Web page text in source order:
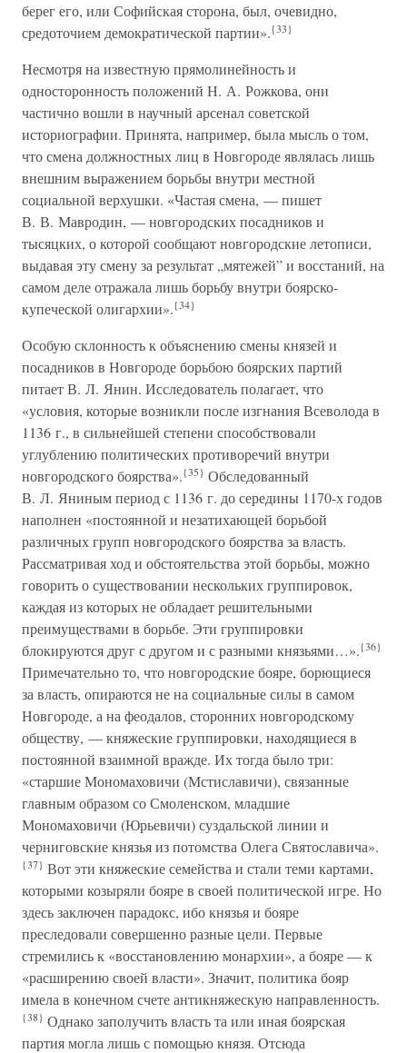
берег его, или Софийская сторона, был, очевидно,
средоточием демократической партии».{33}
Несмотря на известную прямолинейность и
односторонность положений Н. А. Рожкова, они
частично вошли в научный арсенал советской
историографии. Принята, например, была мысль о том,
что смена должностных лиц в Новгороде являлась лишь
внешним выражением борьбы внутри местной
социальной верхушки. «Частая смена, — пишет
В. В. Мавродин, — новгородских посадников и
тысяцких, о которой сообщают новгородские летописи,
выдавая эту смену за результат „мятежей” и восстаний, на
самом деле отражала лишь борьбу внутри боярско-
купеческой олигархии».{34}
Особую склонность к объяснению смены князей и
посадников в Новгороде борьбою боярских партий
питает В. Л. Янин. Исследователь полагает, что
«условия, которые возникли после изгнания Всеволода в
1136 г., в сильнейшей степени способствовали
углублению политических противоречий внутри
новгородского боярства».{35} Обследованный
В. Л. Яниным период с 1136 г. до середины 1170-х годов
наполнен «постоянной и незатихающей борьбой
различных групп новгородского боярства за власть.
Рассматривая ход и обстоятельства этой борьбы, можно
говорить о существовании нескольких группировок,
каждая из которых не обладает решительными
преимуществами в борьбе. Эти группировки
блокируются друг с другом и с разными князьями…».{36}
Примечательно то, что новгородские бояре, борющиеся
за власть, опираются не на социальные силы в самом
Новгороде, а на феодалов, сторонних новгородскому
обществу, — княжеские группировки, находящиеся в
постоянной взаимной вражде. Их тогда было три:
«старшие Мономаховичи (Мстиславичи), связанные
главным образом со Смоленском, младшие
Мономаховичи (Юрьевичи) суздальской линии и
черниговские князья из потомства Олега Святославича».
{37} Вот эти княжеские семейства и стали теми картами,
которыми козыряли бояре в своей политической игре. Но
здесь заключен парадокс, ибо князья и бояре
преследовали совершенно разные цели. Первые
стремились к «восстановлению монархии», а бояре — к
«расширению своей власти». Значит, политика бояр
имела в конечном счете антикняжескую направленность.
{38} Однако заполучить власть та или иная боярская
партия могла лишь с помощью князя. Отсюда